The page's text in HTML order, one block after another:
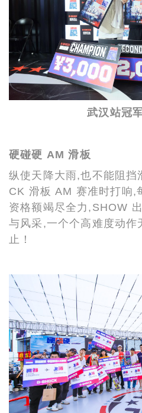
武汉站冠
硬碰硬 AM 滑板
纵使天降大雨,也不能阻
CK 滑板 AM 赛准时打响,
资格额竭尽全力,SHOW
与风采,一个个高难度动作
止！